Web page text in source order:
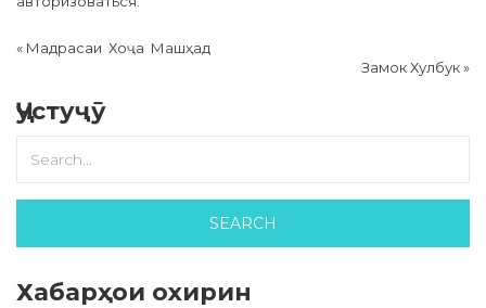
« Мадрасаи Хоҷа Машҳад
Замок Хулбук»
Ҷустуҷӯ
Хабарҳои охирин